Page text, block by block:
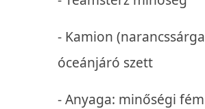
- Kamion
óceánjáró szett
- Anyaga: minőségi